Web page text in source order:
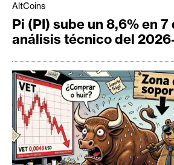
AltCoins
Pi (PI) sube un 8,6% en 7
análisis técnico del